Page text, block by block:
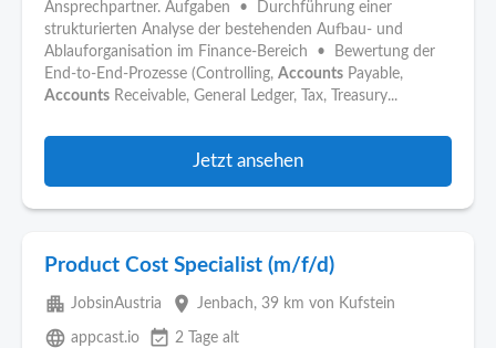
Ansprechpartner. Aufgaben • Durchführung einer
strukturierten Analyse der bestehenden Aufbau- und
Ablauforganisation im Finance-Bereich • Bewertung der
End-to-End-Prozesse (Controlling, Accounts Payable,
Accounts Receivable, General Ledger, Tax, Treasury...
Jetzt ansehen
Product Cost Specialist (m/f/d)
apartment JobsinAustria place Jenbach, 39 km von Kufstein
language appcast.io event_available 2 Tage alt